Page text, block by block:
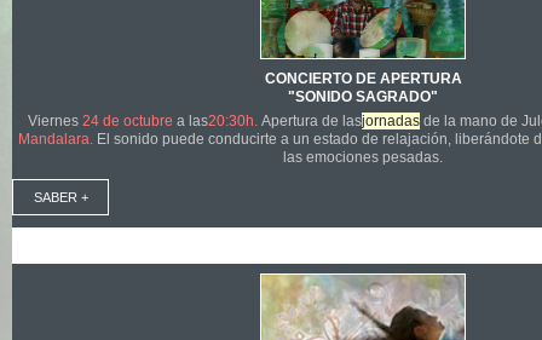
CONCIERTO DE APERTURA
"SONIDO SAGRADO"
Viernes 24 de octubre a las20:30h. Apertura de lasjornadas de la mano de
Mandalara. El sonido puede conducirte a un estado de relajación, liberándote
las emociones pesadas.
SABER +